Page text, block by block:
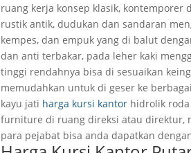
ruang kerja konsep klasik,
rustik antik, dudukan dan sandaran
kempes, dan empuk yang di balut
dan anti terbakar, pada leher kaki
tinggi rendahnya bisa di sesuaikan
memudahkan untuk di geser ke
kayu jati harga kursi kantor hidrolik
furniture di ruang direksi atau direktur,
para pejabat bisa anda dapatkan